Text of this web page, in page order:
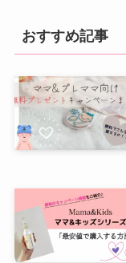
おすすめ記事